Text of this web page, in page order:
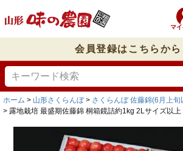
マ
会員登録はこちらから
ホーム 山形さくらんぼ
さくらんぼ 佐藤錦(6月上旬
露地栽培 最盛期佐藤錦 桐箱鏡詰約1kg 2Lサイズ以上